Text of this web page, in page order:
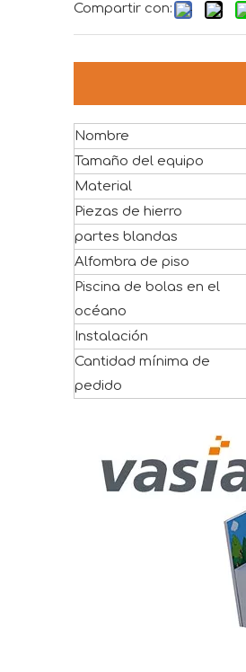
Compartir con:
Nombre
Tamaño del equipo
Material
Piezas de hierro
partes blandas
Alfombra de piso
Piscina de bolas en el
océano
Instalación
Cantidad mínima de
pedido